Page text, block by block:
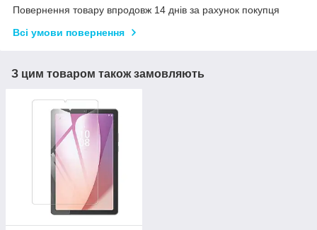
Повернення товару впродовж 14 днів за рахунок покупця
Всі умови повернення
З цим товаром також замовляють